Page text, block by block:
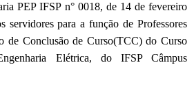
PEP IFSP n° 0018, de 14 de fevereiro
servidores para a função de Professores
de Conclusão de Curso(TCC) do Curso
Elétrica, do IFSP Câmpus